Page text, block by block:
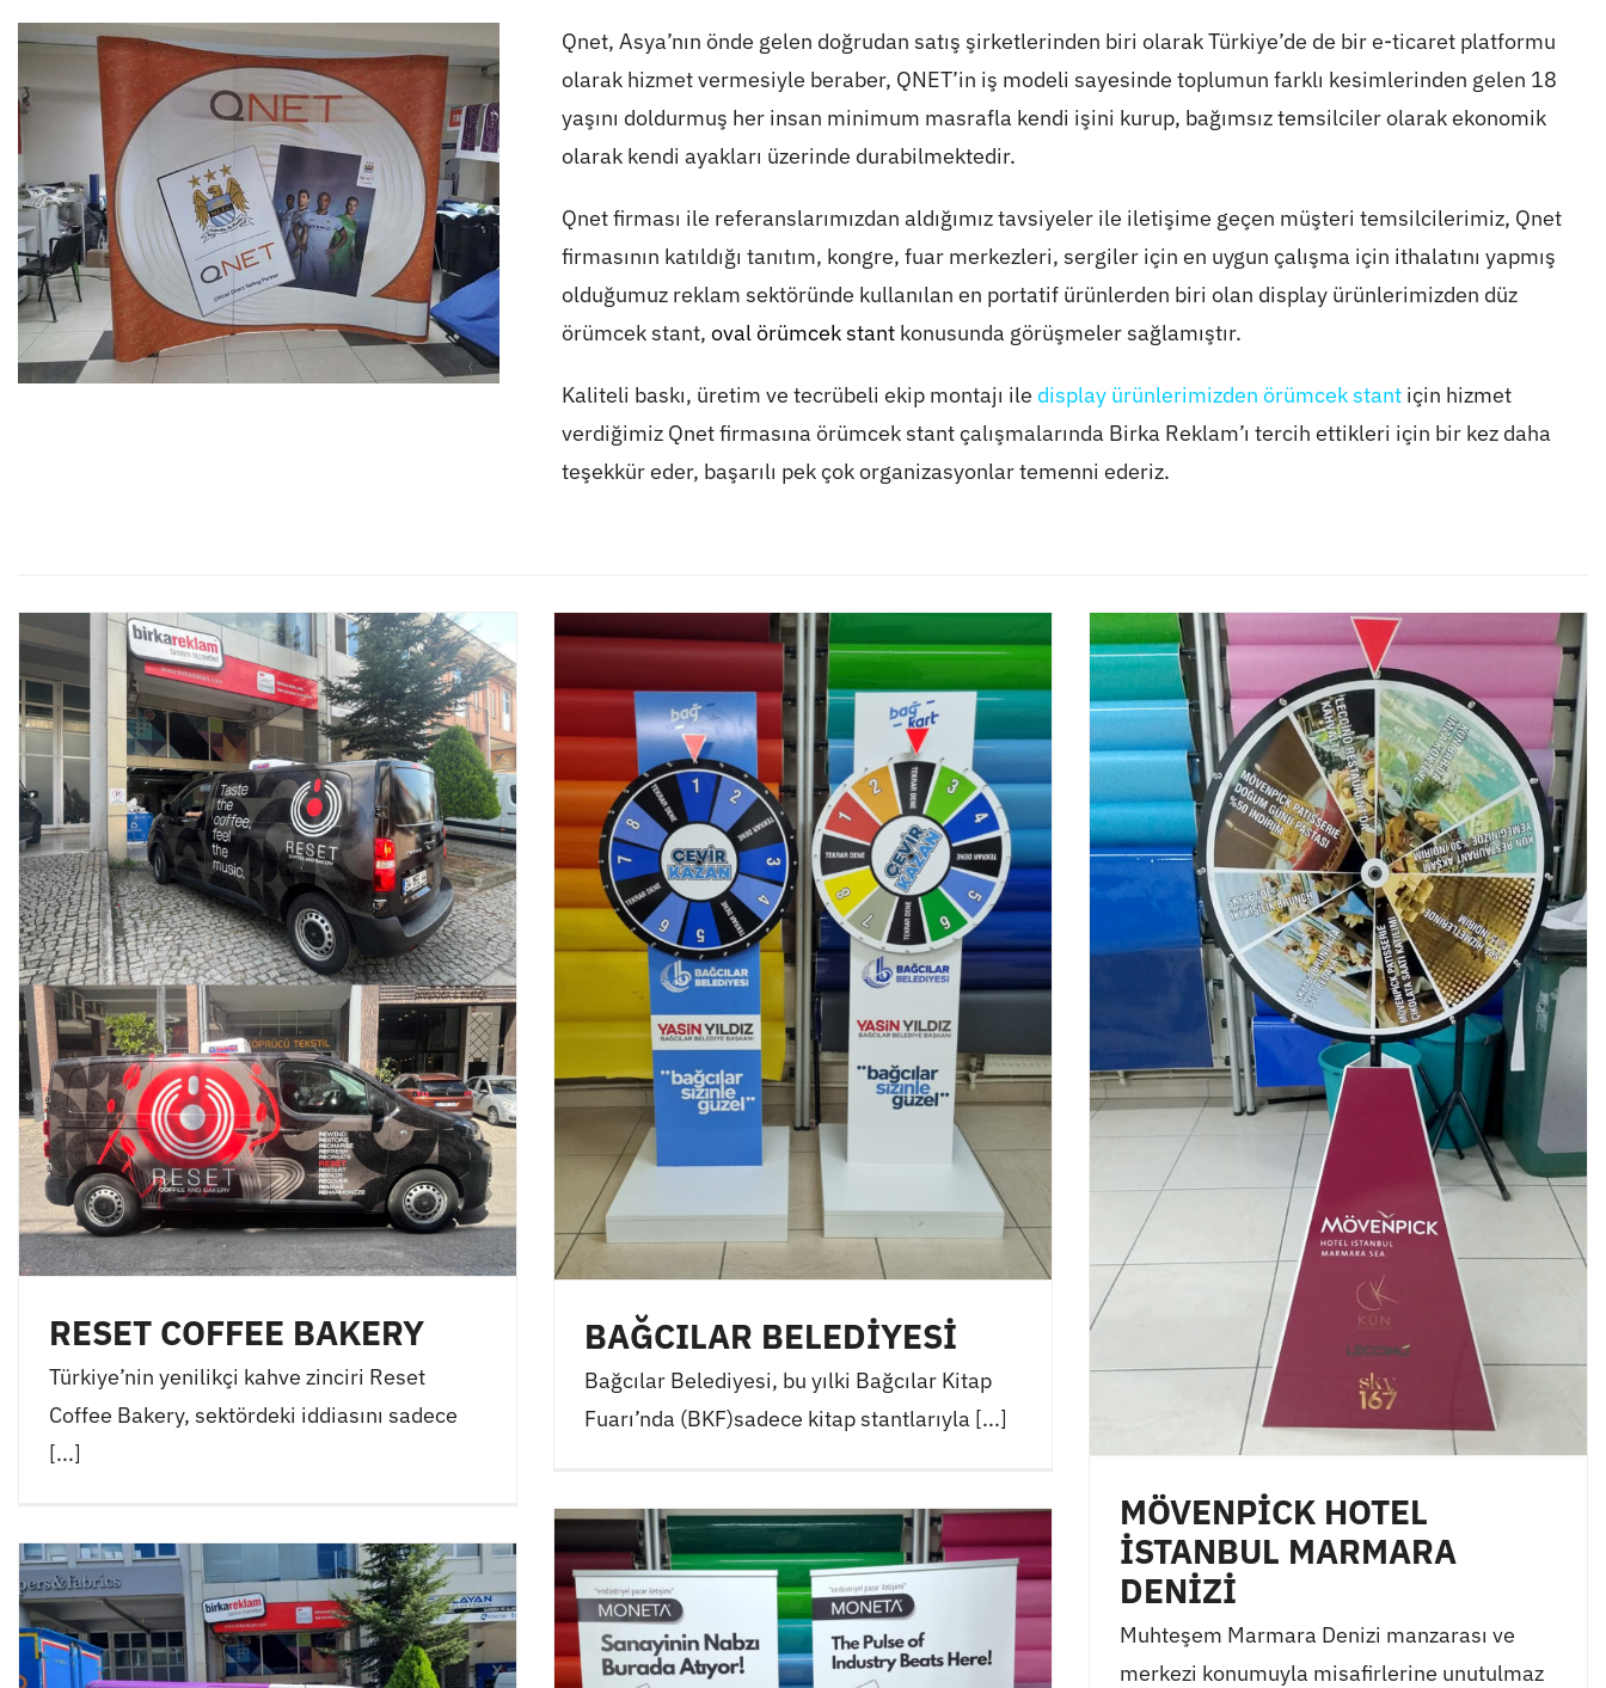
Qnet, Asya’nın önde gelen doğrudan satış şirketlerinden biri olarak Türkiye’de de bir e-ticaret platformu
olarak hizmet vermesiyle beraber, QNET’in iş modeli sayesinde toplumun farklı kesimlerinden gelen 18
yaşını doldurmuş her insan minimum masrafla kendi işini kurup, bağımsız temsilciler olarak ekonomik
olarak kendi ayakları üzerinde durabilmektedir.
Qnet firması ile referanslarımızdan aldığımız tavsiyeler ile iletişime geçen müşteri temsilcilerimiz, Qnet
firmasının katıldığı tanıtım, kongre, fuar merkezleri, sergiler için en uygun çalışma için ithalatını yapmış
olduğumuz reklam sektöründe kullanılan en portatif ürünlerden biri olan display ürünlerimizden düz
örümcek stant,oval örümcek stant konusunda görüşmeler sağlamıştır.
Kaliteli baskı, üretim ve tecrübeli ekip montajı ile display ürünlerimizden örümcek stant için hizmet
verdiğimiz Qnet firmasına örümcek stant çalışmalarında Birka Reklam’ı tercih ettikleri için bir kez daha
teşekkür eder, başarılı pek çok organizasyonlar temenni ederiz.
RESET COFFEE BAKERY
Türkiye’nin yenilikçi kahve zinciri Reset
Coffee Bakery, sektördeki iddiasını sadece
[...]
BAĞCILAR BELEDİYESİ
Bağcılar Belediyesi, bu yılki Bağcılar Kitap
Fuarı’nda (BKF)sadece kitap stantlarıyla [...]
MÖVENPİCK HOTEL
İSTANBUL MARMARA
DENİZİ
Muhteşem Marmara Denizi manzarası ve
merkezi konumuyla misafirlerine unutulmaz